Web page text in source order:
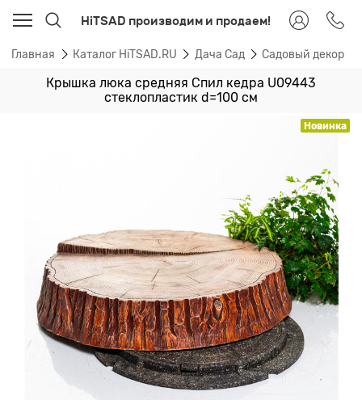
HiTSAD производим и продаем!
Главная Каталог HiTSAD.RU Дача Сад Садовый декор
Крышка люка средняя Спил кедра U09443
стеклопластик d=100 см
Новинка